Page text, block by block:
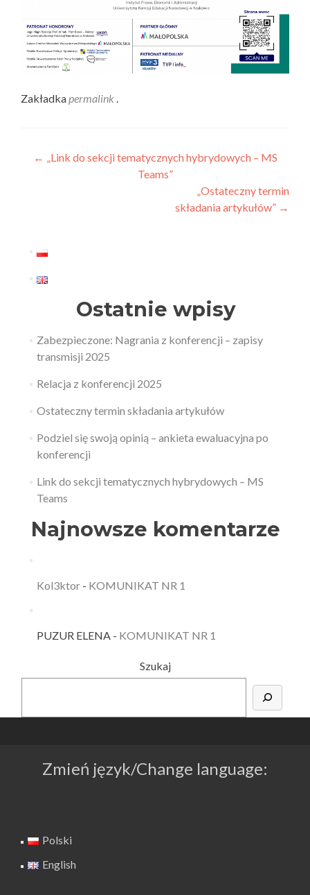
Zakładkapermalink .
Nawigacja
← „Link do sekcji tematycznych hybrydowych – MS
Teams”
„Ostateczny termin
składania artykułów” →
Ostatnie wpisy
Zabezpieczone: Nagrania z konferencji – zapisy
transmisji 2025
Relacja z konferencji 2025
Ostateczny termin składania artykułów
Podziel się swoją opinią – ankieta ewaluacyjna po
konferencji
Link do sekcji tematycznych hybrydowych – MS
Teams
Najnowsze komentarze
Kol3ktor- KOMUNIKAT NR 1
PUZUR ELENA- KOMUNIKAT NR 1
Szukaj
Zmień język/Change language:
Polski
English